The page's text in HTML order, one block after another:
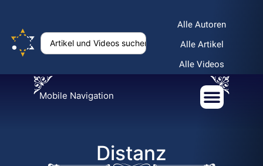
Alle Autoren
Alle Artikel
Alle Videos
Mobile Navigation
Distanz